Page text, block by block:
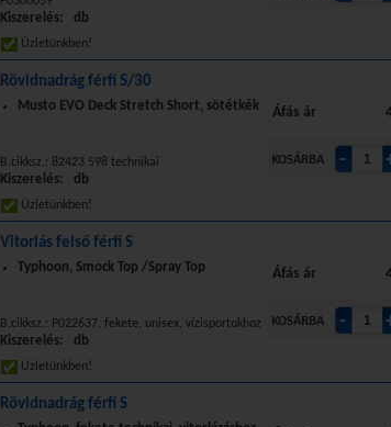
Kiszerelés: db
Üzletünkben!
Rövidnadrág férfi S/30
Áfás ár
Musto EVO Deck Stretch Short, sötétkék
B.cikksz.: 82423 598 technikai
Kiszerelés: db
Üzletünkben!
Vitorlás felső férfi S
Áfás ár
Typhoon, Smock Top /Spray Top
B.cikksz.: P022637, fekete, unisex, vízisportokhoz
Kiszerelés: db
Üzletünkben!
Rövidnadrág férfi S